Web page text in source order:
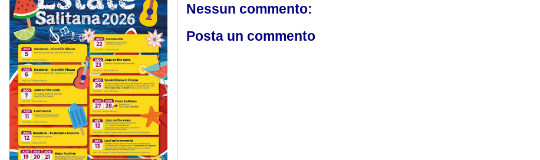
Nessun commento:
Posta un commento